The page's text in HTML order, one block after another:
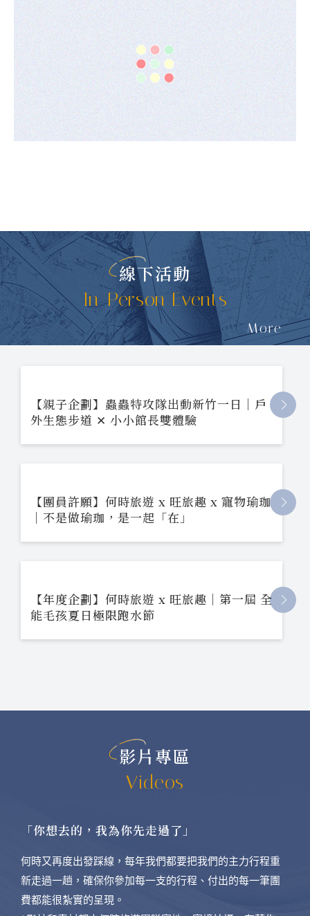
線下活動
In-Person Events
More
【親子企劃】蟲蟲特攻隊出動新竹一日｜戶
外生態步道 ✕ 小小館長雙體驗
【團員許願】何時旅遊 x 旺旅趣 x 寵物瑜珈
｜不是做瑜珈，是一起「在」
【年度企劃】何時旅遊 x 旺旅趣｜第一屆 全
能毛孩夏日極限跑水節
影片專區
Videos
「你想去的，我為你先走過了」
何時又再度出發踩線，每年我們都要把我們的主力行程重
新走過一趟，確保你參加每一支的行程、付出的每一筆團
費都能很紮實的呈現。